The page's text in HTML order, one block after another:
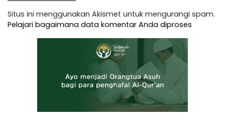
Situs ini menggunakan Akismet untuk mengurangi spam.
Pelajari bagaimana data komentar Anda diproses